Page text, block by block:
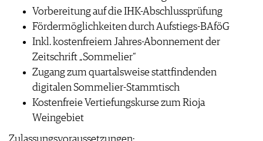
Vorbereitung auf die IHK-Abschlussprüfung
Fördermöglichkeiten durch Aufstiegs-BAföG
Inkl. kostenfreiem Jahres-Abonnement der
Zeitschrift „Sommelier“
Zugang zum quartalsweise stattfindenden
digitalen Sommelier-Stammtisch
Kostenfreie Vertiefungskurse zum Rioja
Weingebiet